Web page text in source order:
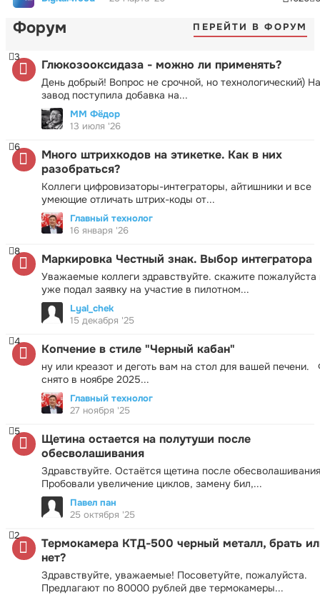
Форум ПЕРЕЙТИ В ФОРУМ
Глюкозооксидаза - можно ли применять?
День добрый! Вопрос не срочной, но технологический) На
завод поступила добавка на...
3
ММ Фёдор
13 июля '26
Много штрихкодов на этикетке. Как в них
разобраться?
Коллеги цифровизаторы-интеграторы, айтишники и все
умеющие отличать штрих-коды от...
6
Главный технолог
16 января '26
Маркировка Честный знак. Выбор интегратора
Уважаемые коллеги здравствуйте. скажите пожалуйста
уже подал заявку на участие в пилотном...
8
Lyal_chek
15 декабря '25
Копчение в стиле "Черный кабан"
ну или креазот и деготь вам на стол для вашей печени.
снято в ноябре 2025...
4
Главный технолог
27 ноября '25
Щетина остается на полутуши после
обесволашивания
Здравствуйте. Остаётся щетина после
Пробовали увеличение циклов, замену бил,...
5
Павел пан
25 октября '25
Термокамера КТД-500 черный металл, брать
нет?
Здравствуйте, уважаемые! Посоветуйте, пожалуйста.
Предлагают по 80000 рублей две термокамеры...
2